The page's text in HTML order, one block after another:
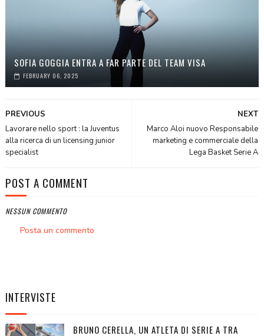
SOFIA GOGGIA ENTRA A FAR PARTE DEL TEAM VISA
FEBRUARY 06, 2025
NEXT
Marco Aloi nuovo Responsabile
marketing e commerciale della
Lega Basket Serie A
PREVIOUS
Lavorare nello sport : la Juventus
alla ricerca di un licensing junior
specialist
POST A COMMENT
NESSUN COMMENTO
Posta un commento
INTERVISTE
BRUNO CERELLA, UN ATLETA DI SERIE A TRA